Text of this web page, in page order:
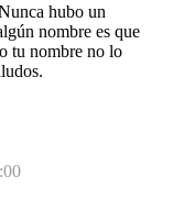
hubo un
nombre es que
tu nombre no lo